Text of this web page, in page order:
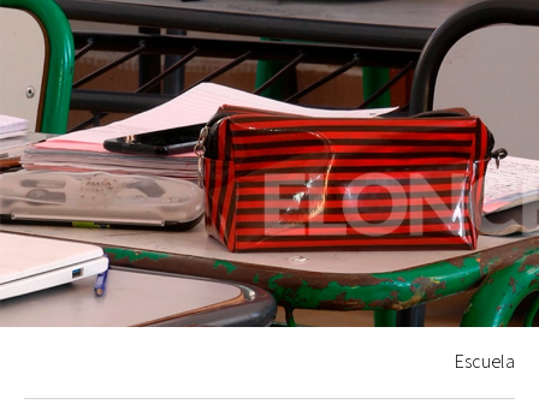
Escuela